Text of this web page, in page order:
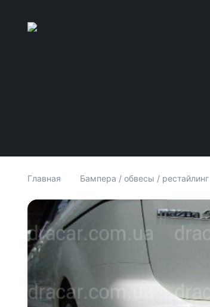
Главная Бампера / обвесы / рестайлинг